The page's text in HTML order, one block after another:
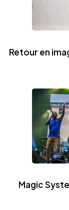
Retour en
Magic